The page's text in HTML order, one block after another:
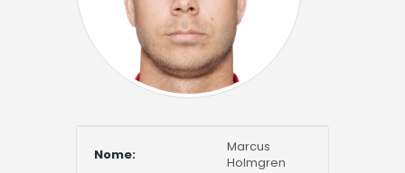
Nome:
Marcus
Holmgren